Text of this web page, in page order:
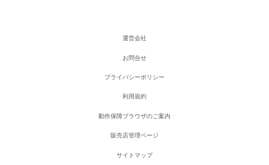
運営会社
お問合せ
プライバシーポリシー
利用規約
動作保障ブラウザのご案内
販売店管理ページ
サイトマップ